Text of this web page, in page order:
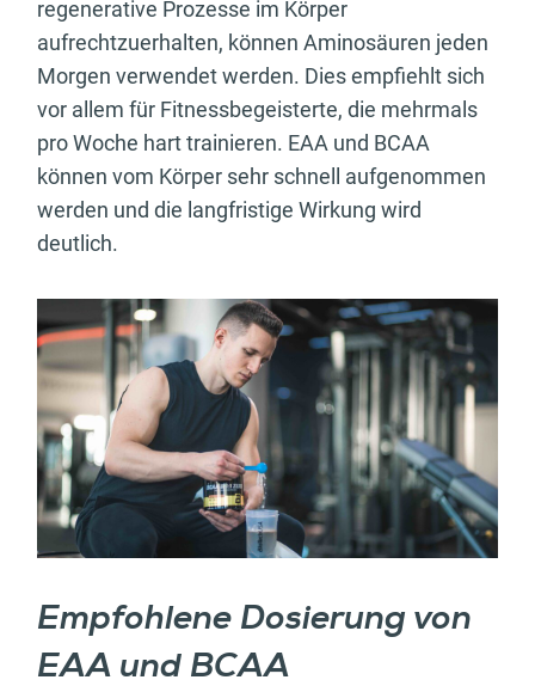
regenerative Prozesse im Körper
aufrechtzuerhalten, können Aminosäuren jeden
Morgen verwendet werden. Dies empfiehlt sich
vor allem für Fitnessbegeisterte, die mehrmals
pro Woche hart trainieren. EAA und BCAA
können vom Körper sehr schnell aufgenommen
werden und die langfristige Wirkung wird
deutlich.
Empfohlene Dosierung von
EAA und BCAA